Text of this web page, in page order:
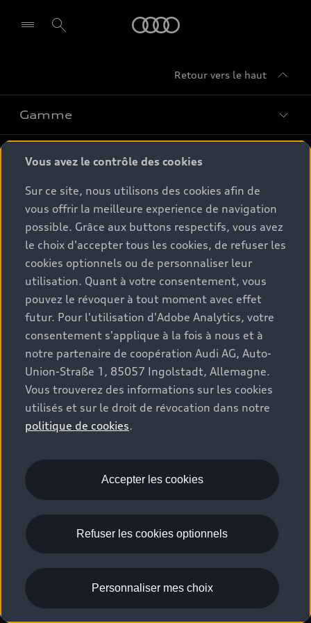
Retour vers le haut
Gamme
Tous les modèles
Comparer les modèles
Modèles électriques
Hybrides plug-in
Conseil & achat
Offres du moment
Configurateur
Véhicules neufs disponibles
Occasions
Audi Gebrauchtwagen :plus
Clients professionnels
Audi exclusive
Service & Accessoires
Accessoires d'origine Audi
Audi Services
Services numériques Audi
myAudi
Garantie & assistance
Partenaire Service Audi
Batterie et sécurité
Espace client
Contact
Trouver mon partenaire Audi
Demande d'essai
Audi World
Stories of Progress
Stories of Luxembourg
© 2026 Audi AG. Tous droits réservés.
La marque Recrutement
WLTP
Emissions CO2
Mentions légales
Gérer vos cookies
Please select country
Vous avez le contrôle des cookies
Sur ce site, nous utilisons des cookies afin de
vous offrir la meilleure experience de navigation
possible. Grâce aux buttons respectifs, vous avez
le choix d'accepter tous les cookies, de refuser les
cookies optionnels ou de personnaliser leur
utilisation. Quant à votre consentement, vous
pouvez le révoquer à tout moment avec effet
futur. Pour l'utilisation d'Adobe Analytics, votre
consentement s'applique à la fois à nous et à
notre partenaire de coopération Audi AG, Auto-
Union-Straße 1, 85057 Ingolstadt, Allemagne.
Vous trouverez des informations sur les cookies
utilisés et sur le droit de révocation dans notre
politique de cookies.
Accepter les cookies
Refuser les cookies optionnels
Personnaliser mes choix